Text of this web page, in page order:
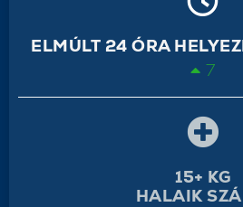
ELMÚLT 24 ÓRA
7
15+ KG
HALAIK